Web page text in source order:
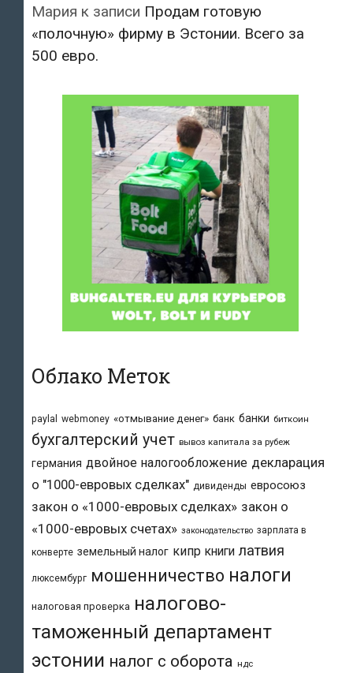
Мария к записи Продам готовую
«полочную» фирму в Эстонии. Всего за
500 евро.
Облако Меток
paylal webmoney «отмывание денег» банк банки биткоин
бухгалтерский учет вывоз капитала за рубеж
германия двойное налогообложение декларация
о "1000-евровых сделках" дивиденды евросоюз
закон о «1000-евровых сделках» закон о
«1000-евровых счетах» законодательство зарплата в
конверте земельный налог кипр книги латвия
люксембург мошенничество налоги
налоговая проверка налогово-
таможенный департамент
эстонии налог с оборота ндс